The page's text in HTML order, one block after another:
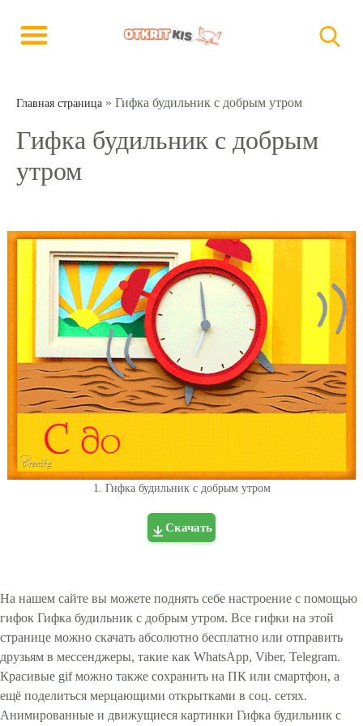
Главная страница » Гифка будильник с добрым утром
Гифка будильник с добрым
утром
1. Гифка будильник с добрым утром
Скачать
На нашем сайте вы можете поднять себе настроение с помощью
гифок Гифка будильник с добрым утром. Все гифки на этой
странице можно скачать абсолютно бесплатно или отправить
друзьям в мессенджеры, такие как WhatsApp, Viber, Telegram.
Красивые gif можно также сохранить на ПК или смартфон, а
ещё поделиться мерцающими открытками в соц. сетях.
Анимированные и движущиеся картинки Гифка будильник с